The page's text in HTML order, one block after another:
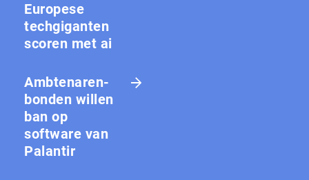
Europese
techgiganten
scoren met ai
Amb­te­na­ren­
bon­den willen
ban op
software van
Palantir